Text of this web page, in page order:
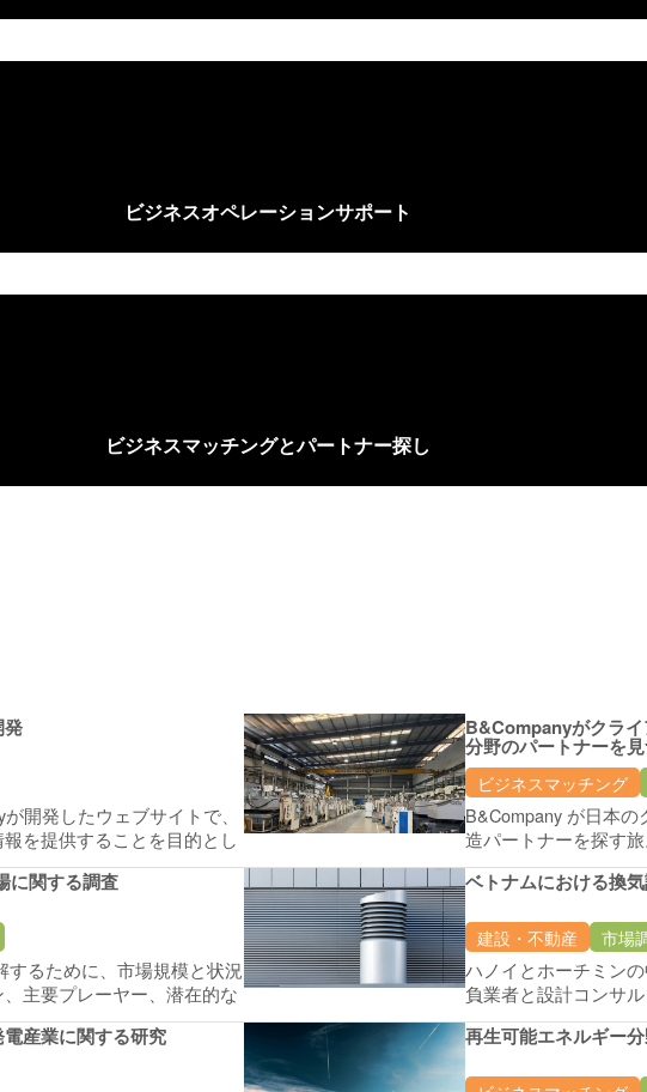
ビジネスオペレーションサポート
ビジネスマッチングとパートナー探し
発
開発したウェブサイトで、
を提供することを目的とし
の人々を啓蒙し、大気汚染
康的な生活環境を促進する
B&Companyがクラ
分野のパートナーを
ビジネスマッチング
B&Company が日本
造パートナーを探す
やスケジュールの話
と文化のユニークな
に関する調査
るために、市場規模と状況
主要プレーヤー、潜在的な
など、デスクリサーチと主
ビューを実施します。
ベトナムにおける換
建設・不動産 市場
ハノイとホーチミン
負業者と設計コンサ
アントの建設現場訪
産業に関する研究 再生可能エネルギー